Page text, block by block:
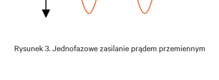
Rysunek 3. Jednofazowe zasilanie prądem przemiennym